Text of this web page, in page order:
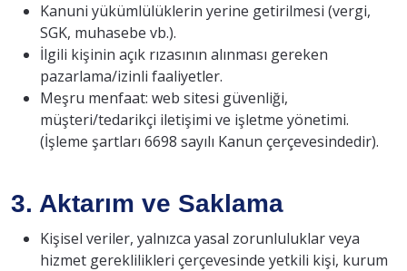
Kanuni yükümlülüklerin yerine getirilmesi (vergi,
SGK, muhasebe vb.).
İlgili kişinin açık rızasının alınması gereken
pazarlama/izinli faaliyetler.
Meşru menfaat: web sitesi güvenliği,
müşteri/tedarikçi iletişimi ve işletme yönetimi.
(İşleme şartları 6698 sayılı Kanun çerçevesindedir).
3. Aktarım ve Saklama
Kişisel veriler, yalnızca yasal zorunluluklar veya
hizmet gereklilikleri çerçevesinde yetkili kişi, kurum